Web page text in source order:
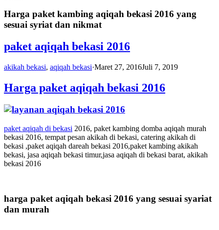
Harga paket kambing aqiqah bekasi 2016 yang
sesuai syriat dan nikmat
paket aqiqah bekasi 2016
akikah bekasi, aqiqah bekasi·Maret 27, 2016Juli 7, 2019
Harga paket aqiqah bekasi 2016
paket aqiqah di bekasi 2016, paket kambing domba aqiqah murah
bekasi 2016, tempat pesan akikah di bekasi, catering akikah di
bekasi ,paket aqiqah dareah bekasi 2016,paket kambing akikah
bekasi, jasa aqiqah bekasi timur,jasa aqiqah di bekasi barat, akikah
bekasi 2016
harga paket aqiqah bekasi 2016 yang sesuai syariat
dan murah